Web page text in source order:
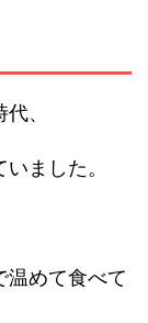
、
ました。
温めて食べて